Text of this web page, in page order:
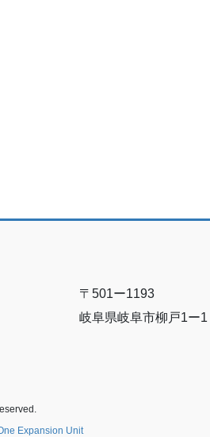
〒501ー1193
岐阜県岐阜市柳戸1ー1
Expansion Unit